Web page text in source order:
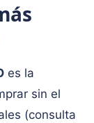
es la
sin el
(consulta